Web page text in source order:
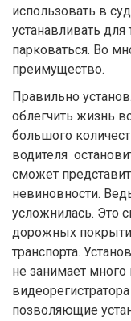
использовать в
устанавливать
парковаться. Во
преимущество.
Правильно
облегчить жизнь
большого
водителя
сможет
невиновности.
усложнилась. Это
дорожных
транспорта.
не занимает
позволяющие